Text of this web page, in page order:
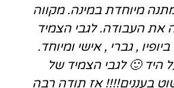
מיוחדת במינה. מקווה
את העבודה. לגבי הצמיד
, גברי , אישי ומיוחד.
היד 🙂 לגבי הצמיד של
בעננים!!!! אז תודה רבה